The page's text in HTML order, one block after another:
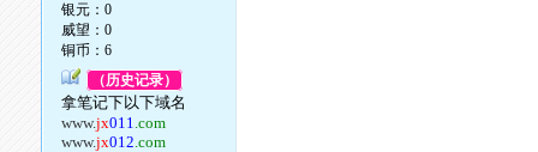
银元：0
威望：0
铜币：6
（历史记录）
拿笔记下以下域名
www.jx011.com
www.jx012.com